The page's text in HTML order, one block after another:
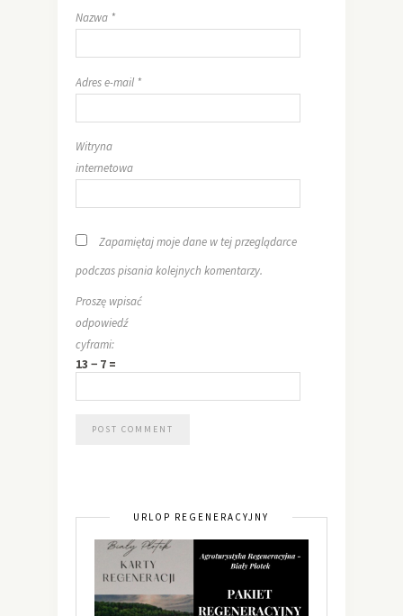
Nazwa *
Adres e-mail *
Witryna
internetowa
Zapamiętaj moje dane w tej przeglądarce
podczas pisania kolejnych komentarzy.
Proszę wpisać
odpowiedź
cyframi:
13 − 7 =
URLOP REGENERACYJNY